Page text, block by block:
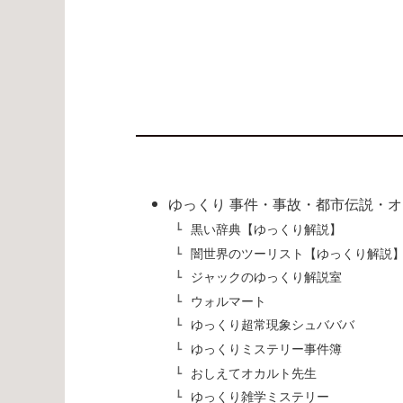
ゆっくり 事件・事故・都市伝説・オ
黒い辞典【ゆっくり解説】
闇世界のツーリスト【ゆっくり解説】
ジャックのゆっくり解説室
ウォルマート
ゆっくり超常現象シュバババ
ゆっくりミステリー事件簿
おしえてオカルト先生
ゆっくり雑学ミステリー